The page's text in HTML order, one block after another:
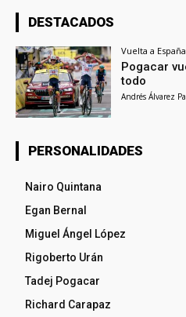
DESTACADOS
Vuelta a España
Pogacar
todo
Andrés Álvarez
PERSONALIDADES
Nairo Quintana
Egan Bernal
Miguel Ángel López
Rigoberto Urán
Tadej Pogacar
Richard Carapaz